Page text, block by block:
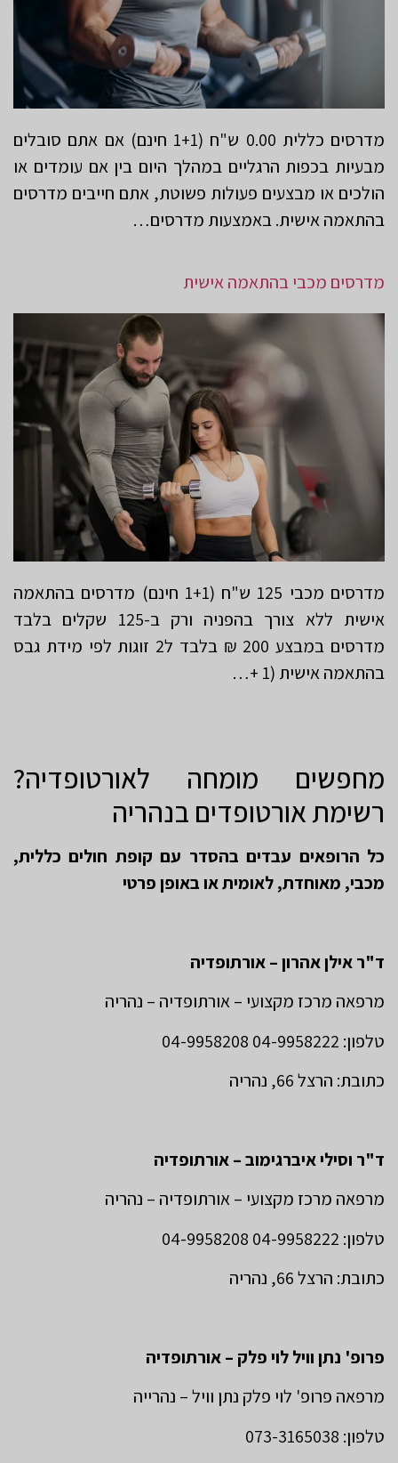
מדרסים כללית 0.00 ש"ח (1+1 חינם) אם אתם סובלים
מבעיות בכפות הרגליים במהלך היום בין אם עומדים או
הולכים או מבצעים פעולות פשוטת, אתם חייבים מדרסים
בהתאמה אישית. באמצעות מדרסים…
מדרסים מכבי בהתאמה אישית
מדרסים מכבי 125 ש"ח (1+1 חינם) מדרסים בהתאמה
אישית ללא צורך בהפניה ורק ב-125 שקלים בלבד
מדרסים במבצע 200 ₪ בלבד ל2 זוגות לפי מידת גבס
בהתאמה אישית (1 +…
מחפשים מומחה לאורטופדיה?
רשימת אורטופדים בנהריה
כל הרופאים עבדים בהסדר עם קופת חולים כללית,
מכבי, מאוחדת, לאומית או באופן פרטי
ד"ר אילן אהרון – אורתופדיה
מרפאה מרכז מקצועי – אורתופדיה – נהריה
טלפון: 04-9958222 04-9958208
כתובת: הרצל 66, נהריה
ד"ר וסילי איברגימוב – אורתופדיה
מרפאה מרכז מקצועי – אורתופדיה – נהריה
טלפון: 04-9958222 04-9958208
כתובת: הרצל 66, נהריה
פרופ' נתן וויל לוי פלק – אורתופדיה
מרפאה פרופ' לוי פלק נתן וויל – נהרייה
טלפון: 073-3165038